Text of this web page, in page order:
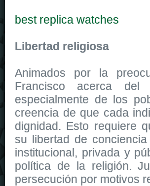
best replica watches
Libertad religiosa
Animados por la
Francisco acerca del
especialmente de los
creencia de que cada
dignidad. Esto requiere
su libertad de
institucional, privada y
política de la religión.
persecución por motivos